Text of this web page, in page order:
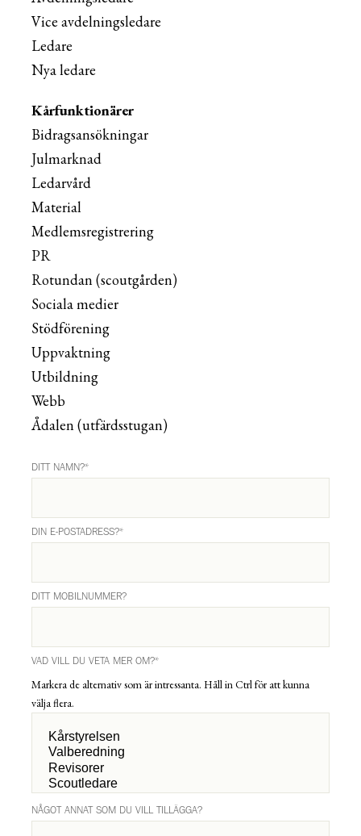
Vice avdelningsledare
Ledare
Nya ledare
Kårfunktionärer
Bidragsansökningar
Julmarknad
Ledarvård
Material
Medlemsregistrering
PR
Rotundan (scoutgården)
Sociala medier
Stödförening
Uppvaktning
Utbildning
Webb
Ådalen (utfärdsstugan)
DITT NAMN?*
DIN E-POSTADRESS?*
DITT MOBILNUMMER?
VAD VILL DU VETA MER OM?*
Markera de alternativ som är intressanta. Håll in Ctrl för att kunna
välja flera.
NÅGOT ANNAT SOM DU VILL TILLÄGGA?